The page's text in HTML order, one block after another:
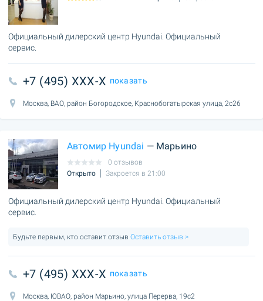
Официальный дилерский центр Hyundai. Официальный
сервис.
+7 (495) XXX-X показать
Москва, ВАО, район Богородское, Краснобогатырская улица, 2с26
Автомир Hyundai — Марьино
0 отзывов
Открыто
Закроется в 21:00
Официальный дилерский центр Hyundai. Официальный
сервис.
Будьте первым, кто оставит отзыв Оставить отзыв >
+7 (495) XXX-X показать
Москва, ЮВАО, район Марьино, улица Перерва, 19с2